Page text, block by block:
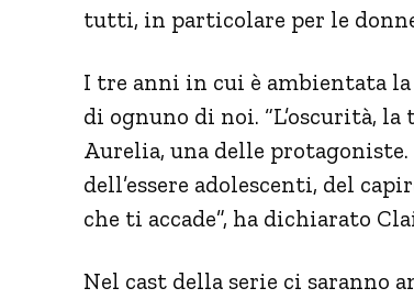
tutti, in particolare per le
I tre anni in cui è ambientata
di ognuno di noi. “L’oscurità,
Aurelia, una delle
dell’essere adolescenti, del
che ti accade”, ha dichiarato
Nel cast della serie ci saranno